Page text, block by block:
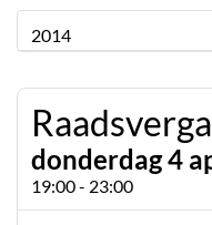
2014
donderdag 4
19:00 - 23:00